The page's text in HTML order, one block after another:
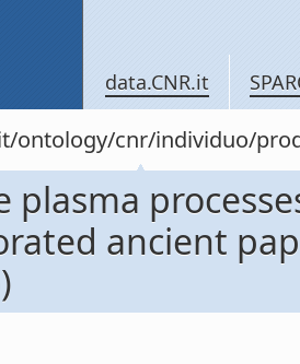
data.CNR.it
ontology/cnr/individuo/
plasma
ancient